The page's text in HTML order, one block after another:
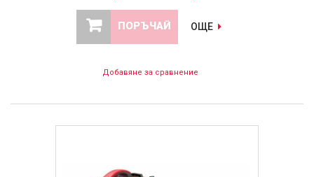
ПОРЪЧАЙ ОЩЕ
Добавяне за сравнение